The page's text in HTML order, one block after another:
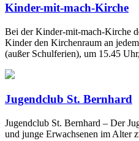
Kinder-mit-mach-Kirche
Bei der Kinder-mit-mach-Kirche
Kinder den Kirchenraum an
(außer Schulferien), um 15.45
Jugendclub St. Bernhard
Jugendclub St. Bernhard – Der
und junge Erwachsenen im Alter